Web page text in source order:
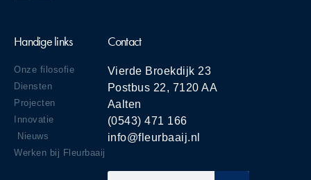
Handige links
Onze filosofie
Diensten
Projecten
Innovatie
Nieuws
Werken bij Fleurbaaij
Contact
Vierde Broekdijk 23
Postbus 22, 7120 AA
Aalten
(0543) 471 166
info@fleurbaaij.nl